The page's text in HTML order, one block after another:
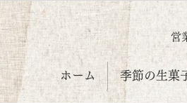
営
ホーム 季節の生菓